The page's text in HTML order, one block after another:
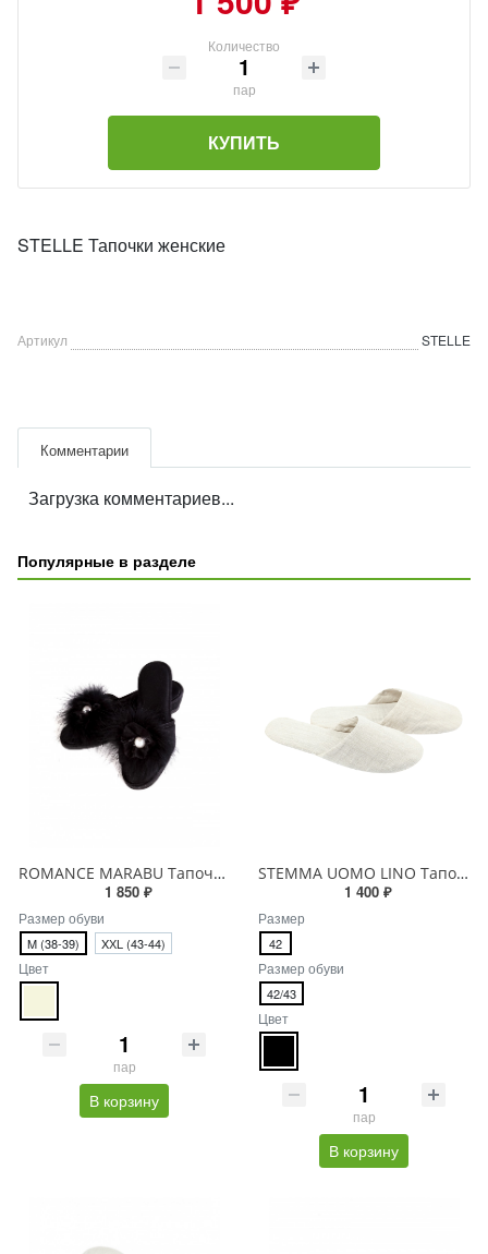
Количество
пар
КУПИТЬ
STELLE Тапочки женские
Артикул STELLE
Комментарии
Загрузка комментариев...
Популярные в разделе
ROMANCE MARABU Тапочки женские
1 850 ₽
Размер обуви
M (38-39) XХL (43-44)
Цвет
пар
В корзину
STEMMA UOMO LINO Тапочки мужские
1 400 ₽
Размер
42
Размер обуви
42/43
Цвет
пар
В корзину